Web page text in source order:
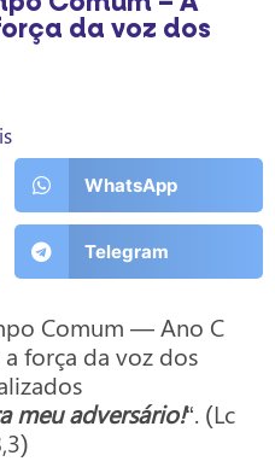
da voz dos
WhatsApp
Telegram
Comum — Ano C
força da voz dos
meu adversário!“. (Lc